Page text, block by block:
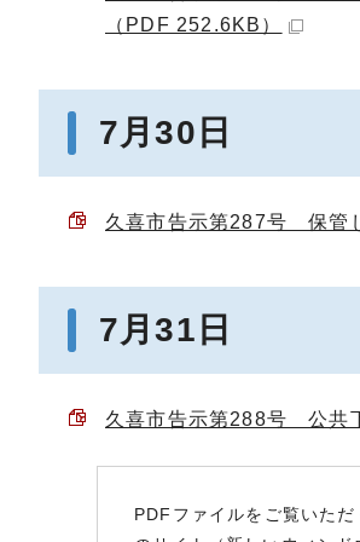
（PDF 252.6KB）
7月30日
久喜市告示第287号 保管
7月31日
久喜市告示第288号 公共
PDFファイルをご覧いた